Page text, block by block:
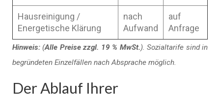
Hausreinigung /
Energetische Klärung
nach
Aufwand
auf
Anfrage
Hinweis: (Alle Preise zzgl. 19 % MwSt.). Sozialtarife sind in
begründeten Einzelfällen nach Absprache möglich.
Der Ablauf Ihrer